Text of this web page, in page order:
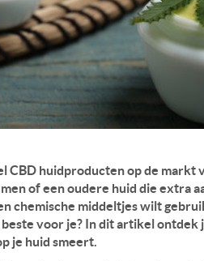
CBD huidproducten op de
of een oudere huid die extra
chemische middeltjes wilt
voor je? In dit artikel ontdek
je huid smeert.